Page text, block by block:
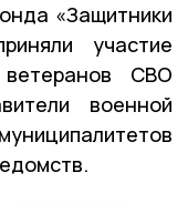
«Защитники
участие
ветеранов СВО
военной